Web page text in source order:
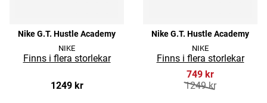
Nike G.T. Hustle Academy
NIKE
1249 kr
Nike G.T. Hustle Academy
NIKE
749 kr
1249 kr